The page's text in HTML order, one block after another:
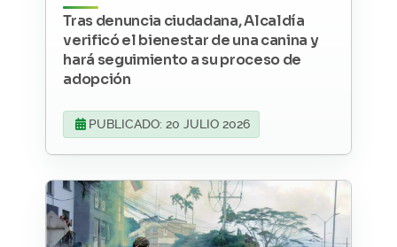
Tras denuncia ciudadana, Alcaldía
verificó el bienestar de una canina y
hará seguimiento a su proceso de
adopción
PUBLICADO: 20 JULIO 2026